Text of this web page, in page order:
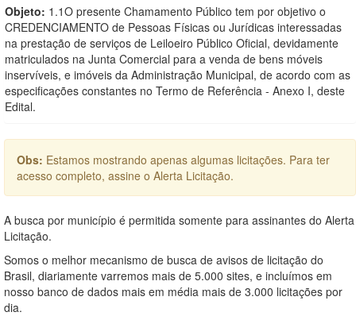
Objeto: 1.1O presente Chamamento Público tem por objetivo o
CREDENCIAMENTO de Pessoas Físicas ou Jurídicas interessadas
na prestação de serviços de Leiloeiro Público Oficial, devidamente
matriculados na Junta Comercial para a venda de bens móveis
inservíveis, e imóveis da Administração Municipal, de acordo com as
especificações constantes no Termo de Referência - Anexo I, deste
Edital.
Obs: Estamos mostrando apenas algumas licitações. Para ter
acesso completo, assine o Alerta Licitação.
A busca por município é permitida somente para assinantes do Alerta
Licitação.
Somos o melhor mecanismo de busca de avisos de licitação do
Brasil, diariamente varremos mais de 5.000 sites, e incluímos em
nosso banco de dados mais em média mais de 3.000 licitações por
dia.